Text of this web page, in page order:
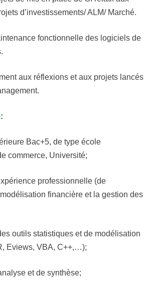
d’investissements/ ALM/ Marché.
fonctionnelle des logiciels de
aux réflexions et aux projets lancés
Bac+5, de type école
commerce, Université;
professionnelle (de
financière et la gestion des
outils statistiques et de modélisation
Eviews, VBA, C++,…);
et de synthèse;